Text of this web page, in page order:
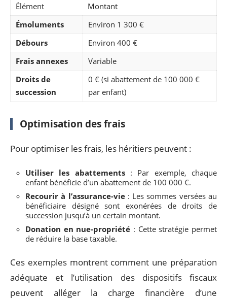
Élément
Montant
Émoluments
Environ 1 300 €
Débours
Environ 400 €
Frais annexes
Variable
Droits de
succession
0 € (si abattement de 100 000 €
par enfant)
Optimisation des frais
Pour optimiser les frais, les héritiers peuvent :
Utiliser les abattements: Par exemple, chaque
enfant bénéficie d’un abattement de 100 000 €.
Recourir à l’assurance-vie: Les sommes versées au
bénéficiaire désigné sont exonérées de droits de
succession jusqu’à un certain montant.
Donation en nue-propriété : Cette stratégie permet
de réduire la base taxable.
Ces exemples montrent comment une préparation
adéquate et l’utilisation des dispositifs fiscaux
peuvent alléger la charge financière d’une